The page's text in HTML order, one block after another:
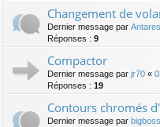
Changement de
Dernier message par Antares
Réponses : 9
Compactor
Dernier message par jr70 «
Réponses : 19
Contours chromés
Dernier message par